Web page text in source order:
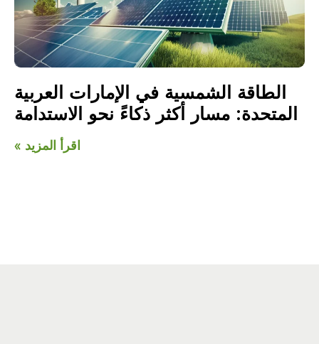
الطاقة الشمسية في الإمارات العربية
المتحدة: مسار أكثر ذكاءً نحو الاستدامة
اقرأ المزيد »